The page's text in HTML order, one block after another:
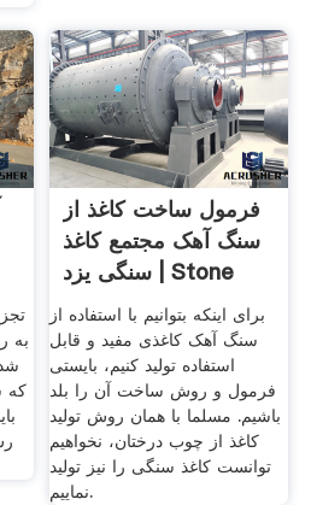
به
که
فرمول ساخت کاغذ از
سنگ آهک مجتمع کاغذ
سنگی یزد | Stone
Paper
برای اینکه بتوانیم با استفاده از
سنگ آهک کاغذی مفید و قابل
استفاده تولید کنیم، بایستی
فرمول و روش ساخت آن را بلد
باشیم. مسلما با همان روش تولید
کاغذ از چوب درختان، نخواهیم
توانست کاغذ سنگی را نیز تولید
نماییم.